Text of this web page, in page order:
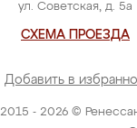
2015 - 2026 ©
ул. Советская, д. 5а
СХЕМА ПРОЕЗДА
Добавить в